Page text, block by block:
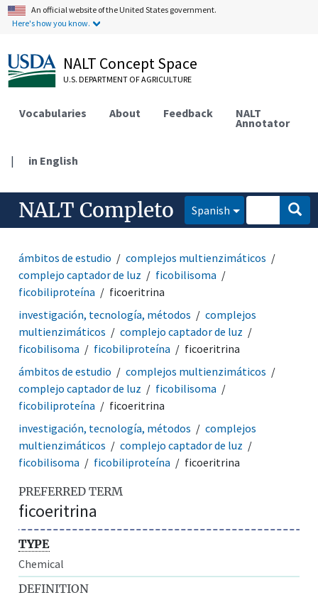
An official website of the United States government.
Here's how you know.
NALT Concept Space
U.S. DEPARTMENT OF AGRICULTURE
Vocabularies About Feedback NALT
Annotator
| in English
NALT Completo Spanish
ámbitos de estudio
complejos multienzimáticos
complejo captador de luz
ficobilisoma
ficobiliproteína
ficoeritrina
investigación, tecnología, métodos
complejos
multienzimáticos
complejo captador de luz
ficobilisoma
ficobiliproteína
ficoeritrina
ámbitos de estudio
complejos multienzimáticos
complejo captador de luz
ficobilisoma
ficobiliproteína
ficoeritrina
investigación, tecnología, métodos
complejos
multienzimáticos
complejo captador de luz
ficobilisoma
ficobiliproteína ficoeritrina
PREFERRED TERM
ficoeritrina
TYPE
Chemical
DEFINITION